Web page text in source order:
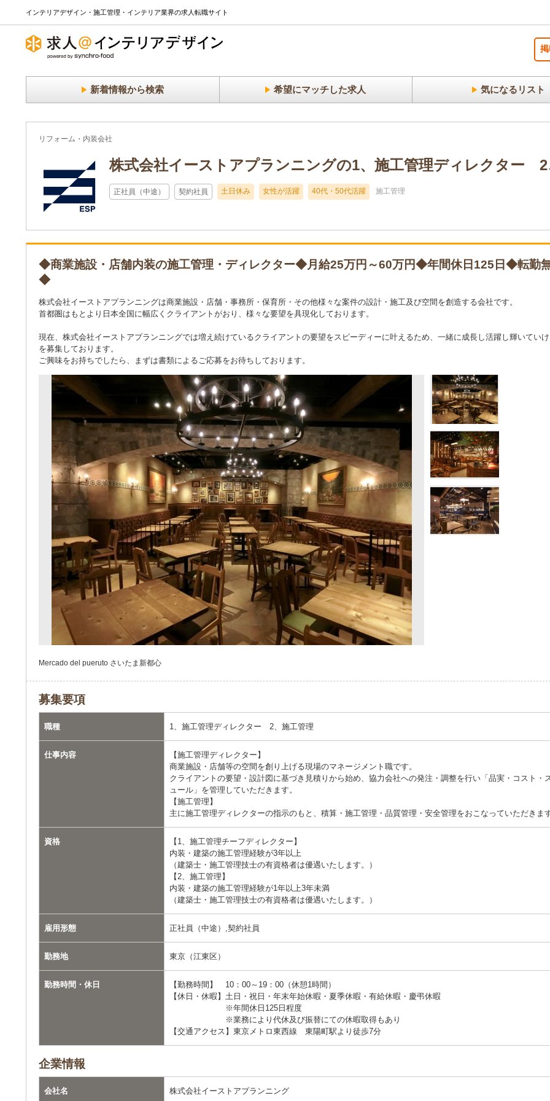
インテリアデザイン・施工管理・インテリア業界の求人転職サイト
新着情報から検索 希望にマッチした求人 気になるリスト
リフォーム・内装会社
株式会社イーストアプランニングの1、施工管理ディレクター 2
正社員（中途） 契約社員 土日休み 女性が活躍 40代・50代活躍 施工管理
◆商業施設・店舗内装の施工管理・ディレクター◆月給25万円～60万円◆年間休日125日◆転勤
◆
株式会社イーストアプランニングは商業施設・店舗・事務所・保育所・その他様々な案件の設計・施工及び空間を創造する会社です。
首都圏はもとより日本全国に幅広くクライアントがおり、様々な要望を具現化しております。
現在、株式会社イーストアプランニングでは増え続けているクライアントの要望をスピーディーに叶えるため、一緒に成長し活躍し輝いてい
を募集しております。
ご興味をお持ちでしたら、まずは書類によるご応募をお待ちしております。
Mercado del pueruto さいたま新都心
募集要項
職種 1、施工管理ディレクター 2、施工管理
仕事内容
【施工管理ディレクター】
商業施設・店舗等の空間を創り上げる現場のマネージメント職です。
クライアントの要望・設計図に基づき見積りから始め、協力会社への発注・調整を行い「品実・コスト・
ュール」を管理していただきます。
【施工管理】
主に施工管理ディレクターの指示のもと、積算・施工管理・品質管理・安全管理をおこなっていただきます
資格
【1、施工管理チーフディレクター】
内装・建築の施工管理経験が3年以上
（建築士・施工管理技士の有資格者は優遇いたします。）
【2、施工管理】
内装・建築の施工管理経験が1年以上3年未満
（建築士・施工管理技士の有資格者は優遇いたします。）
雇用形態 正社員（中途）,契約社員
勤務地 東京（江東区）
勤務時間・休日
【勤務時間】 10：00～19：00（休憩1時間）
【休日・休暇】土日・祝日・年末年始休暇・夏季休暇・有給休暇・慶弔休暇
※年間休日125日程度
※業務により代休及び振替にての休暇取得もあり
【交通アクセス】東京メトロ東西線 東陽町駅より徒歩7分
企業情報
会社名 株式会社イーストアプランニング